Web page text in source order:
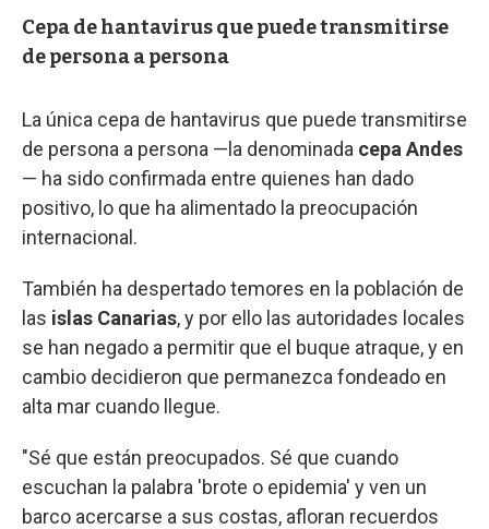
Cepa de hantavirus que puede transmitirse
de persona a persona
La única cepa de hantavirus que puede transmitirse
de persona a persona —la denominada cepa Andes
— ha sido confirmada entre quienes han dado
positivo, lo que ha alimentado la preocupación
internacional.
También ha despertado temores en la población de
las islas Canarias, y por ello las autoridades locales
se han negado a permitir que el buque atraque, y en
cambio decidieron que permanezca fondeado en
alta mar cuando llegue.
"Sé que están preocupados. Sé que cuando
escuchan la palabra 'brote o epidemia' y ven un
barco acercarse a sus costas, afloran recuerdos